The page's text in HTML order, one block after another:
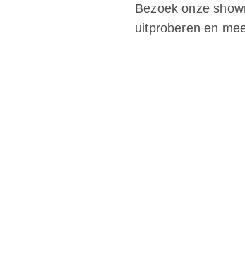
Bezoek onze
uitproberen en